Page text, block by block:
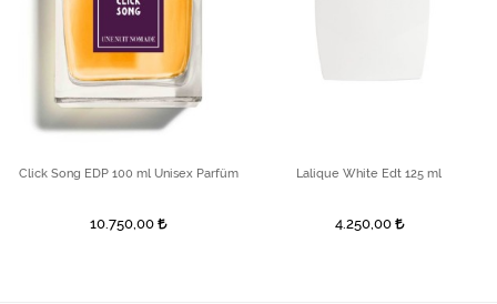
Click Song EDP 100 ml Unisex Parfüm
10.750,00
Lalique White Edt 125 ml
4.250,00